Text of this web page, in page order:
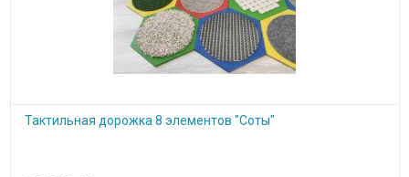
Тактильная дорожка 8 элементов "Соты"